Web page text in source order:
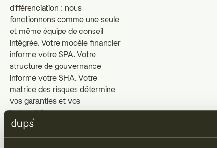
différenciation : nous
fonctionnons comme une seule
et même équipe de conseil
intégrée. Votre modèle financier
informe votre SPA. Votre
structure de gouvernance
informe votre SHA. Votre
matrice des risques détermine
vos garanties et vos
Cet alignement réduit les cycles